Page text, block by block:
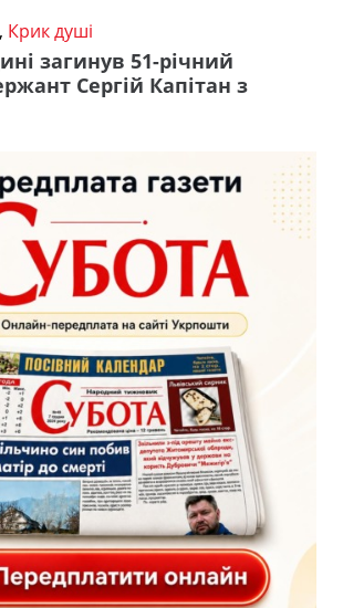
, Крик душі
загинув 51-річний
Сергій Капітан з